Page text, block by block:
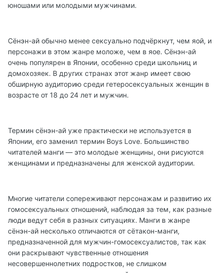
юношами или молодыми мужчинами.
Сёнэн-ай обычно менее сексуально подчёркнут, чем яой, и
персонажи в этом жанре моложе, чем в яое. Сёнэн-ай
очень популярен в Японии, особенно среди школьниц и
домохозяек. В других странах этот жанр имеет свою
обширную аудиторию среди гетеросексуальных женщин в
возрасте от 18 до 24 лет и мужчин.
Термин сёнэн-ай уже практически не используется в
Японии, его заменил термин Boys Love. Большинство
читателей манги — это молодые женщины, они рисуются
женщинами и предназначены для женской аудитории.
Многие читатели сопереживают персонажам и развитию их
гомосексуальных отношений, наблюдая за тем, как разные
люди ведут себя в разных ситуациях. Манги в жанре
сёнэн-ай несколько отличаются от сётакон-манги,
предназначенной для мужчин-гомосексуалистов, так как
они раскрывают чувственные отношения
несовершеннолетних подростков, не слишком